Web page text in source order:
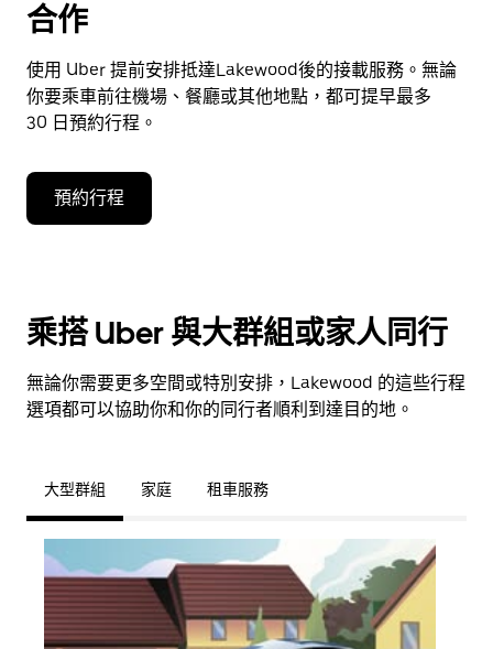
合作
使用 Uber 提前安排抵達Lakewood後的接載服務。無論
你要乘車前往機場、餐廳或其他地點，都可提早最多
30 日預約行程。
預約行程
乘搭 Uber 與大群組或家人同行
無論你需要更多空間或特別安排，Lakewood 的這些行程
選項都可以協助你和你的同行者順利到達目的地。
大型群組 家庭 租車服務